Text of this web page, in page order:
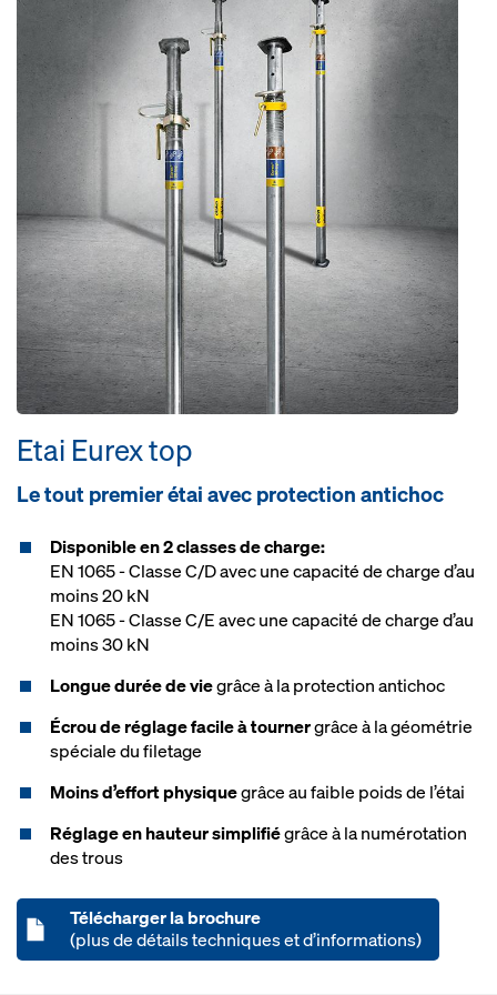
Etai Eurex top
Le tout premier étai avec protection antichoc
Disponible en 2 classes de charge:
EN 1065 - Classe C/D avec une capacité de charge d’au
moins 20 kN
EN 1065 - Classe C/E avec une capacité de charge d’au
moins 30 kN
Longue durée de viegrâce à la protection antichoc
Écrou de réglage facile à tournergrâce à la géométrie
spéciale du filetage
Moins d’effort physiquegrâce au faible poids de l’étai
Réglage en hauteur simplifiégrâce à la numérotation
des trous
Télécharger la brochure
(plus de détails techniques et d’informations)